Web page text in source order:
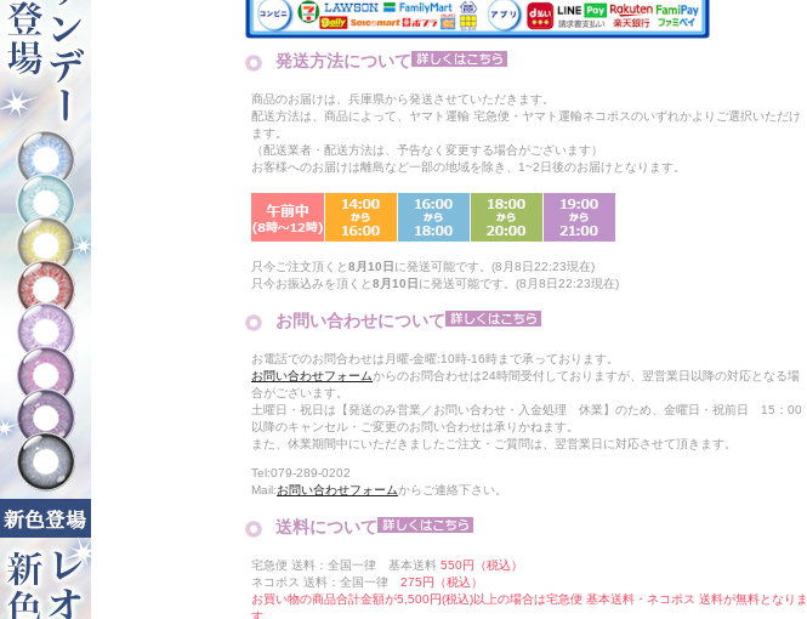
発送方法について
商品のお届けは、兵庫県から発送させていただきます。
配送方法は、商品によって、ヤマト運輸 宅急便・ヤマト運輸ネコポスのいずれかよりご選択いただけ
ます。
（配送業者・配送方法は、予告なく変更する場合がございます）
お客様へのお届けは離島など一部の地域を除き、1~2日後のお届けとなります。
只今ご注文頂くと8月10日 に発送可能です。(8月8日22:23現在)
只今お振込みを頂くと8月10日 に発送可能です。(8月8日22:23現在)
お問い合わせについて
お電話でのお問合わせは月曜-金曜:10時-16時まで承っております。
お問い合わせフォームからのお問合わせは24時間受付しておりますが、翌営業日以降の対応となる場
合がございます。
土曜日・祝日は【発送のみ営業／お問い合わせ・入金処理 休業】のため、金曜日・祝前日 15：00
以降のキャンセル・ご変更のお問い合わせは承りかねます。
また、休業期間中にいただきましたご注文・ご質問は、翌営業日に対応させて頂きます。
Tel:079-289-0202
Mail:お問い合わせフォームからご連絡下さい。
送料について
宅急便 送料：全国一律 基本送料 550円（税込）
ネコポス 送料：全国一律 275円（税込）
お買い物の商品合計金額が5,500円(税込)以上の場合は宅急便 基本送料・ネコポス 送料が無料となりま
す。